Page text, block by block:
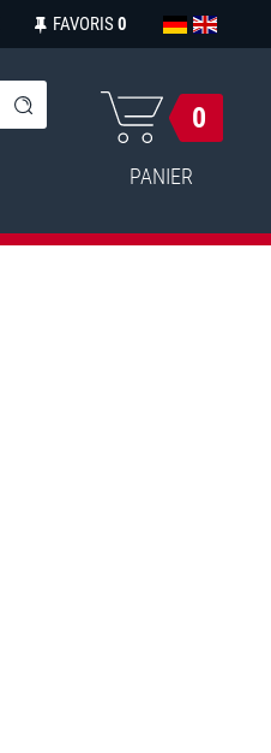
FAVORIS 0
0
PANIER